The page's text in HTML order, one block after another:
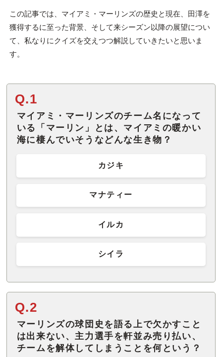
この記事では、マイアミ・マーリンズの歴史と現在、田澤を
獲得するに至った背景、そして来シーズン以降の展望につい
て、私なりにクイズを交えつつ解説していきたいと思いま
す。
Q.1
マイアミ・マーリンズのチーム名になって
いる「マーリン」とは、マイアミの暖かい
海に棲んでいそうなどんな生き物？
カジキ
マナティー
イルカ
シイラ
Q.2
マーリンズの球団史を語る上で欠かすこと
は出来ない、主力選手を軒並み売り払い、
チームを解体してしまうことを何という？